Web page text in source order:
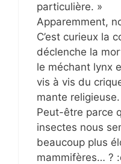
particulière. »
Apparemment,
C’est curieux la
déclenche la
le méchant lynx
vis à vis du
mante religieuse.
Peut-être parce
insectes nous
beaucoup plus
mammifères… ?